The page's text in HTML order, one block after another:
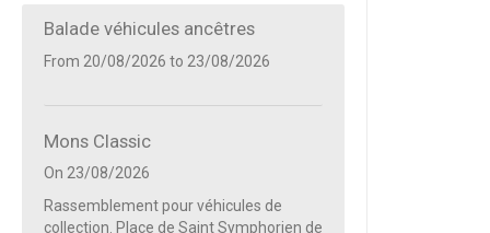
Balade véhicules ancêtres
From 20/08/2026 to 23/08/2026
Mons Classic
On 23/08/2026
Rassemblement pour véhicules de
collection. Place de Saint Symphorien de